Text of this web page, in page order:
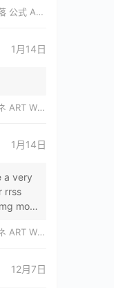
1月14日
Witches[DL]
1月14日
a very
rrss
mor
Witches[DL]
12月7日